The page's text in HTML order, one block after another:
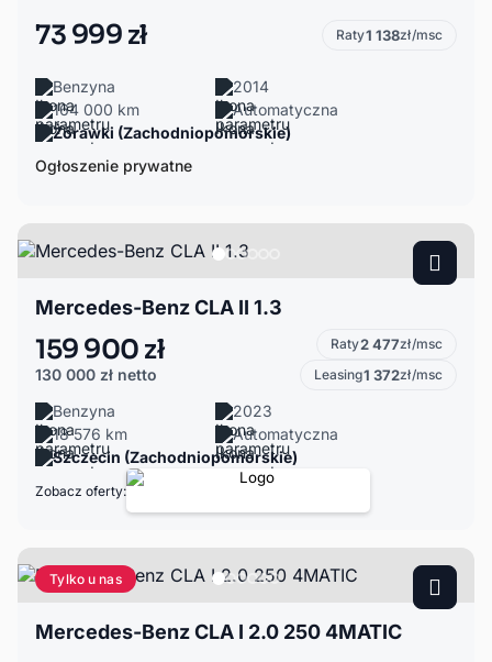
73 999 zł Raty1 138zł/msc
Benzyna
2014
164 000 km
Automatyczna
Żórawki (Zachodniopomorskie)
Ogłoszenie prywatne
Mercedes-Benz CLA II 1.3
159 900 zł
130 000 zł netto
Raty2 477zł/msc
Leasing1 372zł/msc
Benzyna
2023
18 576 km
Automatyczna
Szczecin (Zachodniopomorskie)
Zobacz oferty:
Tylko u nas
Mercedes-Benz CLA I 2.0 250 4MATIC